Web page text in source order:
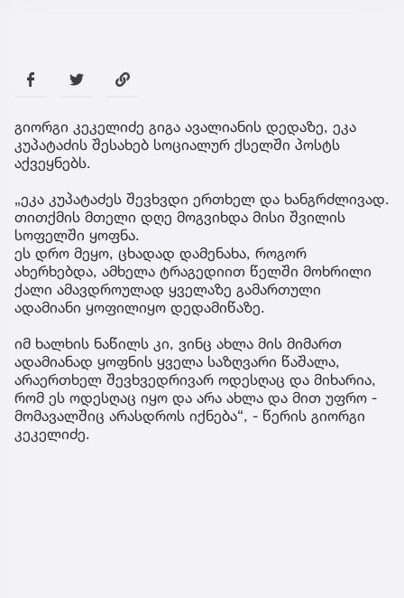
გიორგი კეკელიძე გიგა ავალიანის დედაზე, ეკა
კუპატაძის შესახებ სოციალურ ქსელში პოსტს
აქვეყნებს.
„ეკა კუპატაძეს შევხვდი ერთხელ და ხანგრძლივად.
თითქმის მთელი დღე მოგვიხდა მისი შვილის
სოფელში ყოფნა.
ეს დრო მეყო, ცხადად დამენახა, როგორ
ახერხებდა, ამხელა ტრაგედიით წელში მოხრილი
ქალი ამავდროულად ყველაზე გამართული
ადამიანი ყოფილიყო დედამიწაზე.
იმ ხალხის ნაწილს კი, ვინც ახლა მის მიმართ
ადამიანად ყოფნის ყველა საზღვარი წაშალა,
არაერთხელ შევხვედრივარ ოდესღაც და მიხარია,
რომ ეს ოდესღაც იყო და არა ახლა და მით უფრო -
მომავალშიც არასდროს იქნება“, - წერის გიორგი
კეკელიძე.